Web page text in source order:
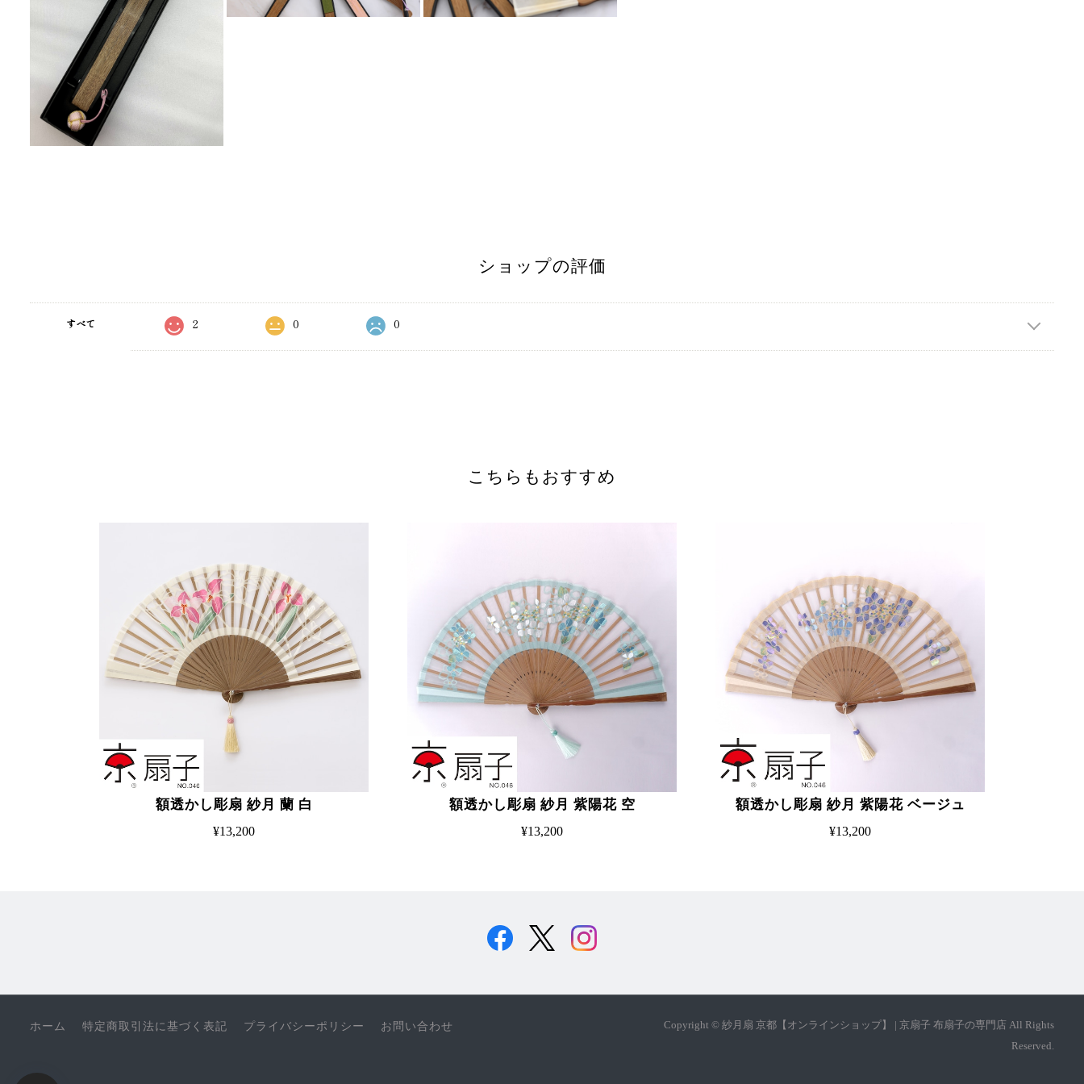
ショップの評価
すべて 2 0 0
こちらもおすすめ
額透かし彫扇 紗月 蘭 白
¥13,200
額透かし彫扇 紗月 紫陽花 空
¥13,200
額透かし彫扇 紗月 紫陽花 ベージュ
¥13,200
ホーム 特定商取引法に基づく表記 プライバシーポリシー お問い合わせ
Copyright © 紗月扇 京都【オンラインショップ】 | 京扇子 布扇子の専門店 All Rights
Reserved.